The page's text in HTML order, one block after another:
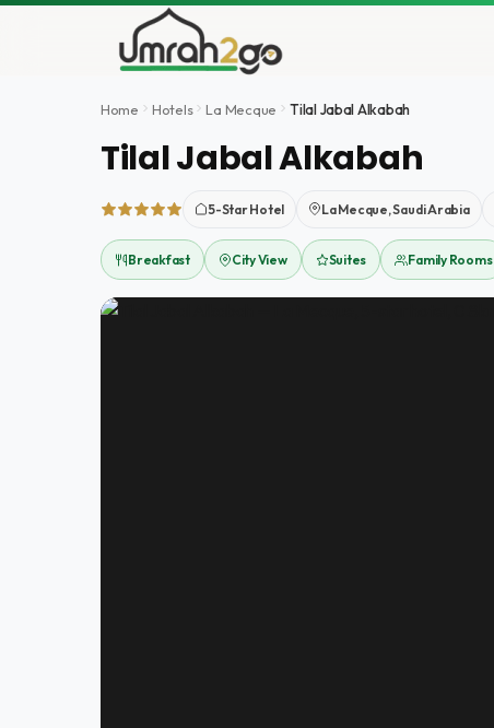
Aller
Home Hotels La Mecque Tilal Jabal Alkabah
Tilal Jabal Alkabah
5-Star Hotel La Mecque, Saudi Arabia
Breakfast City View Suites Family Rooms